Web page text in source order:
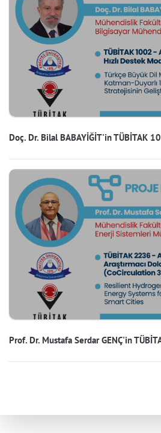
Doç. Dr. Bilal BABAYİĞİT'in TÜBİTAK
Prof. Dr. Mustafa Serdar GENÇ'in